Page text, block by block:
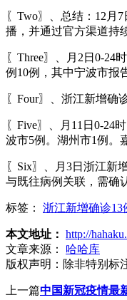
〖Two〗、总结：12月
播，并通过官方渠道持
〖Three〗、月2日0-
例10例，其中宁波市报
〖Four〗、浙江新增确
〖Five〗、月11日0-24
波市5例。湖州市1例。
〖Six〗、月3日浙江新
与既往病例关联，需确
标签： 浙江新增确诊13
本文地址： http://
文章来源：
哈哈库
版权声明： 除非特别标
上一篇中国新冠疫情最